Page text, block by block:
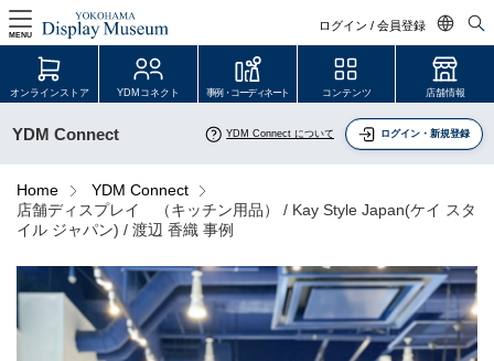
ログイン / 会員登録
日本語
中文简体
MENU
ログイン・会員登録
オンラインストア
YDM Connect
会員登録・取引申請
オンラインストア YDMコネクト 事例・コーディネート コンテンツ 店舗情報
YDM Connect YDM Connect について ログイン・新規登録
Home
YDM Connect
店舗ディスプレイ （キッチン用品） / Kay Style Japan(ケイ スタ
イル ジャパン) / 渡辺 香織 事例